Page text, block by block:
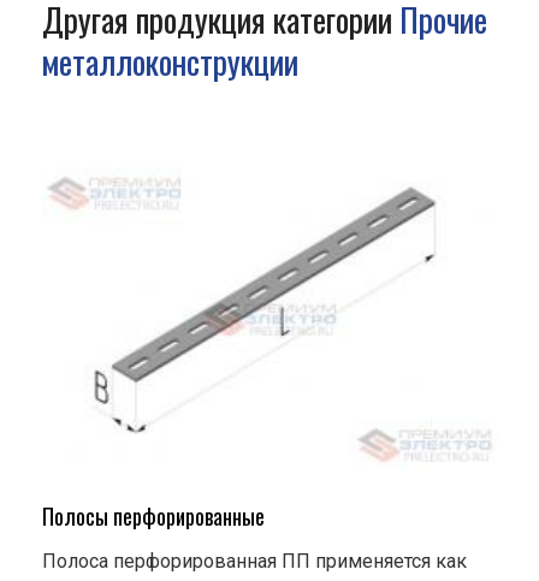
Другая продукция категории Прочие
металлоконструкции
Полосы перфорированные
Полоса перфорированная ПП применяется как